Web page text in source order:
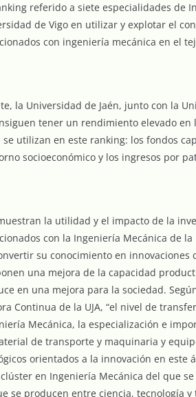
referido a siete especialidades de
de Vigo en utilizar y explotar el
con ingeniería mecánica en el
la Universidad de Jaén, junto con la
tener un rendimiento elevado
utilizan en este ranking: los fondos
socioeconómico y los ingresos por
la utilidad y el impacto de la
con la Ingeniería Mecánica de
su conocimiento en
una mejora de la capacidad
en una mejora para la sociedad.
Continua de la UJA, “el nivel de
Mecánica, la especialización e
de transporte y maquinaria y
orientados a la innovación en este
en Ingeniería Mecánica del que
se producen entre ciencia, tecnología y